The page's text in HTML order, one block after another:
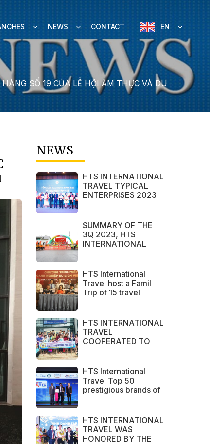
NEWS CONTACT EN
SỐ 19 CỦA LỄ HỘI ẨM THỰC VÀ DU
NEWS
HTS INTERNATIONAL
TRAVEL TYPICAL
ENTERPRISES 2023
SUMMARY OF THE
3Q 2023, HTS
INTERNATIONAL
CHOSEN BY LARGE
DOMESTIC AND
INTERNATIONAL
CUSTOMERS
HTS International
Travel host a Famil
Trip of 15 travel
HTS INTERNATIONAL
TRAVEL
COOPERATED TO
SURVEY GROUP
FROM PERAK STATE -
MALAYSIA.
HTS International
Travel Top 50
prestigious brands of
HTS INTERNATIONAL
TRAVEL WAS
HONORED BY THE